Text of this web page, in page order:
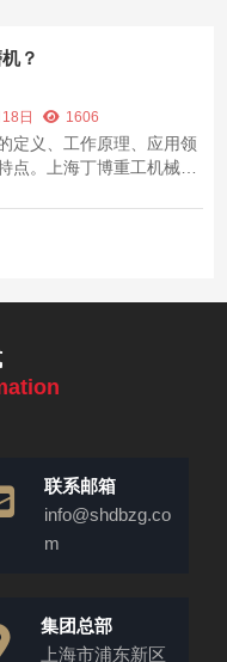
？
日 1606
定义、工作原理、应用领
点。上海丁博重工机械有
联系邮箱
info@shdbzg.co
m
集团总部
上海市浦东新区